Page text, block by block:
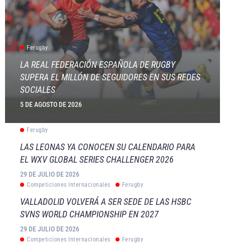
Ferugby
LA REAL FEDERACIÓN ESPAÑOLA DE RUGBY
SUPERA EL MILLÓN DE SEGUIDORES EN SUS REDES
SOCIALES
5 DE AGOSTO DE 2026
Ferugby
LAS LEONAS YA CONOCEN SU CALENDARIO PARA
EL WXV GLOBAL SERIES CHALLENGER 2026
29 DE JULIO DE 2026
Competiciones Internacionales Ferugby
VALLADOLID VOLVERÁ A SER SEDE DE LAS HSBC
SVNS WORLD CHAMPIONSHIP EN 2027
29 DE JULIO DE 2026
Competiciones Internacionales Ferugby